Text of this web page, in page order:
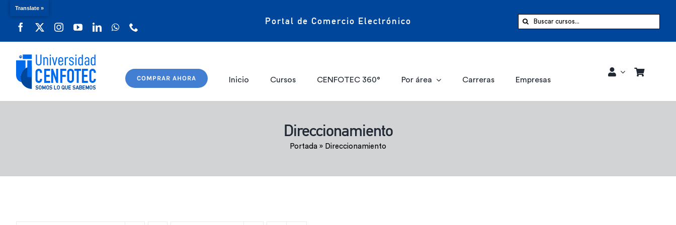
Portal de Comercio Electrónico Buscar:
COMPRAR AHORA Inicio Cursos CENFOTEC 360° Por área Carreras Empresas
Direccionamiento
Portada » Direccionamiento
Translate »